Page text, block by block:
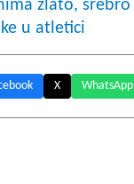
zlato,
u atletici
X WhatsApp